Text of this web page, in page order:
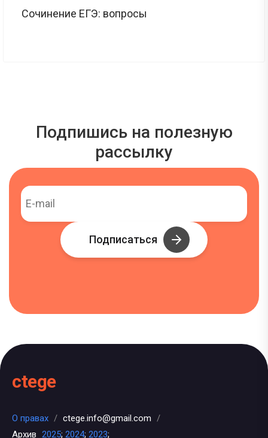
Сочинение ЕГЭ: вопросы
Подпишись на полезную
рассылку
Подписаться
ctege
О правах / ctege.info@gmail.com /
Архив 2025; 2024; 2023;